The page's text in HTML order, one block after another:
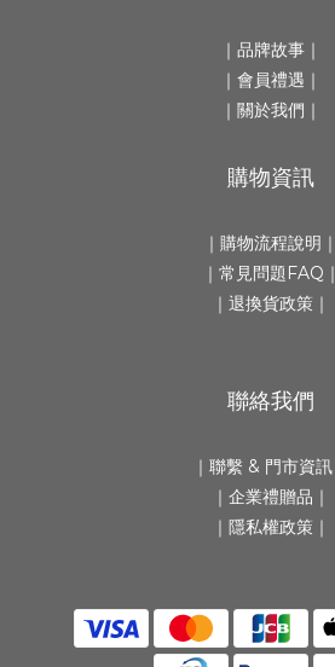
｜ 品牌故事 ｜
｜會員禮遇｜
｜ 關於我們 ｜
購物資訊
｜ 購物流程說明 ｜
｜ 常見問題FAQ ｜
｜ 退換貨政策 ｜
聯絡我們
｜ 聯繫 & 門市資訊
｜ 企業禮贈品 ｜
｜隱私權政策｜